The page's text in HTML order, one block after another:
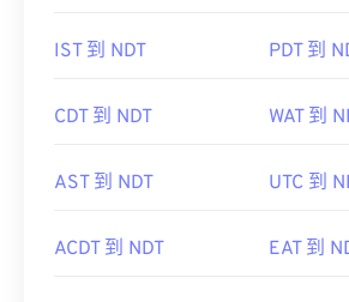
IST 到 NDT PDT 到
CDT 到 NDT WAT 到
AST 到 NDT UTC 到
ACDT 到 NDT EAT 到